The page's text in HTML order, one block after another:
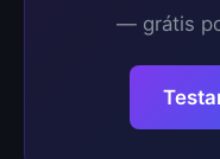
— grátis